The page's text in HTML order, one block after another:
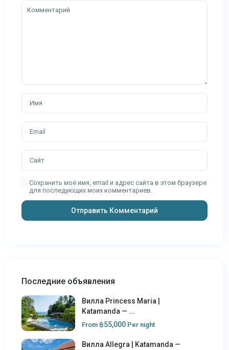
Сохранить моё имя, email и адрес сайта в этом браузере
для последующих моих комментариев.
Последние объявления
Вилла Princess Maria |
Katamanda — ...
From ฿55,000 Per night
Вилла Allegra | Katamanda —